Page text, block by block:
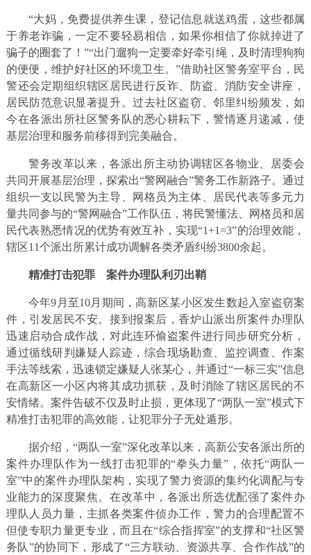
“大妈，免费提供养生课，登记信息就送鸡蛋，这些都属
于养老诈骗，一定不要轻易相信，如果你相信了你就掉进了
骗子的圈套了！”“出门遛狗一定要牵好牵引绳，及时清理狗狗
的便便，维护好社区的环境卫生。”借助社区警务室平台，民
警还会定期组织辖区居民进行反诈、防盗、消防安全讲座，
居民防范意识显著提升。过去社区盗窃、邻里纠纷频发，如
今在各派出所社区警务队的悉心耕耘下，警情逐月递减，使
基层治理和服务前移得到完美融合。
警务改革以来，各派出所主动协调辖区各物业、居委会
共同开展基层治理，探索出“警网融合”警务工作新路子。通过
组织一支以民警为主导、网格员为主体、居民代表等多元力
量共同参与的“警网融合”工作队伍，将民警懂法、网格员和居
民代表熟悉情况的优势有效互补，实现“1+1=3”的治理效能，
辖区11个派出所累计成功调解各类矛盾纠纷3800余起。
精准打击犯罪 案件办理队利刃出鞘
今年9月至10月期间，高新区某小区发生数起入室盗窃案
件，引发居民不安。接到报案后，香炉山派出所案件办理队
迅速启动合成作战，对此连环偷盗案件进行同步研究分析，
通过循线研判嫌疑人踪迹，综合现场勘查、监控调查、作案
手法等线索，迅速锁定嫌疑人张某心，并通过“一标三实”信息
在高新区一小区内将其成功抓获，及时消除了辖区居民的不
安情绪。案件告破不仅及时止损，更体现了“两队一室”模式下
精准打击犯罪的高效能，让犯罪分子无处遁形。
据介绍，“两队一室”深化改革以来，高新公安各派出所的
案件办理队作为一线打击犯罪的“拳头力量”，依托“两队一
室”中的案件办理队架构，实现了警力资源的集约化调配与专
业能力的深度聚焦。在改革中，各派出所选优配强了案件办
理队人员力量，主抓各类案件侦办工作，警力的合理配置不
但使专职力量更专业，而且在“综合指挥室”的支撑和“社区警
务队”的协同下，形成了“三方联动、资源共享、合作作战”的